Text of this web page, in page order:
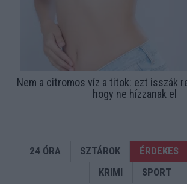
Nem a citromos víz a titok: ezt isszák
hogy ne hízzanak el
24 ÓRA SZTÁROK ÉRDEKES
KRIMI
SPORT